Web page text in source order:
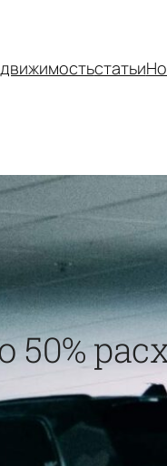
статьи